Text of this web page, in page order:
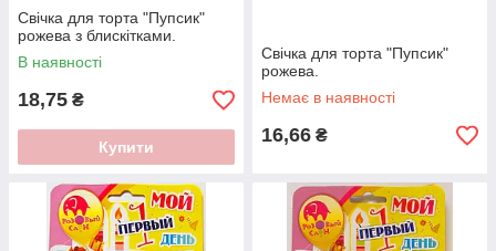
Свічка для торта "Пупсик"
рожева з блискітками.
В наявності
18,75 ₴
Купити
Свічка для торта "Пупсик"
рожева.
Немає в наявності
16,66 ₴